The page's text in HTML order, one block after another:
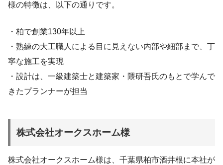
様の特徴は、以下の通りです。
・柏で創業130年以上
・熟練の大工職人による目に見えない内部や細部まで、丁
寧な施工を実現
・設計は、一級建築士と建築家・隈研吾氏のもとで学んで
きたプランナーが担当
株式会社オークスホーム様
株式会社オークスホーム様は、千葉県柏市酒井根に本社が